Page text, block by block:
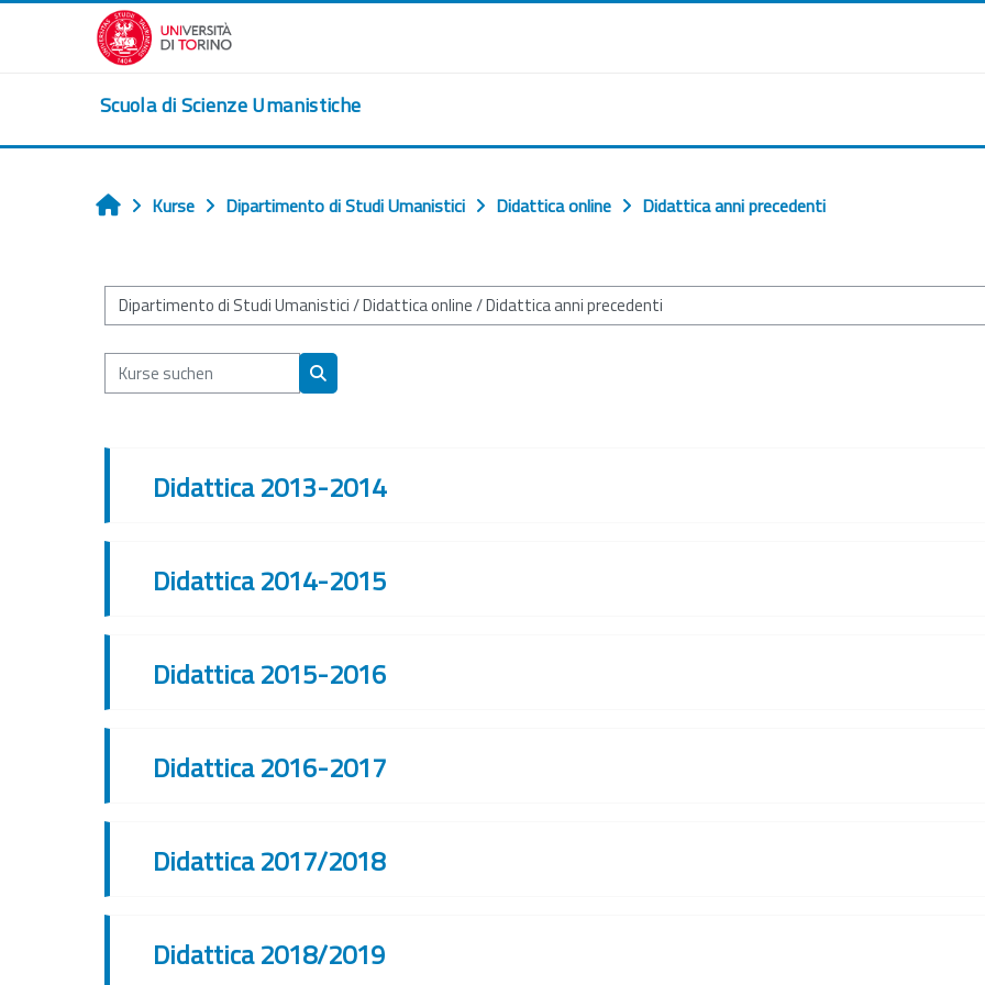
Zum Hauptinhalt
Scuola di Scienze Umanistiche
Startseite
Kurse Dipartimento di Studi Umanistici Didattica online Didattica anni precedenti
Kursbereiche
Kurse suchen
Kurse suchen
Didattica 2013-2014
Didattica 2014-2015
Didattica 2015-2016
Didattica 2016-2017
Didattica 2017/2018
Didattica 2018/2019